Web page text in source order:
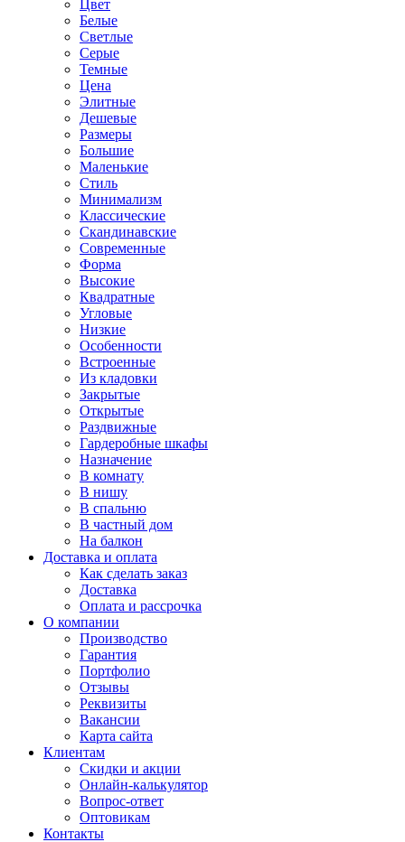
Цвет
Белые
Светлые
Серые
Темные
Цена
Элитные
Дешевые
Размеры
Большие
Маленькие
Стиль
Минимализм
Классические
Скандинавские
Современные
Форма
Высокие
Квадратные
Угловые
Низкие
Особенности
Встроенные
Из кладовки
Закрытые
Открытые
Раздвижные
Гардеробные шкафы
Назначение
В комнату
В нишу
В спальню
В частный дом
На балкон
Доставка и оплата
Как сделать заказ
Доставка
Оплата и рассрочка
О компании
Производство
Гарантия
Портфолио
Отзывы
Реквизиты
Вакансии
Карта сайта
Клиентам
Скидки и акции
Онлайн-калькулятор
Вопрос-ответ
Оптовикам
Контакты